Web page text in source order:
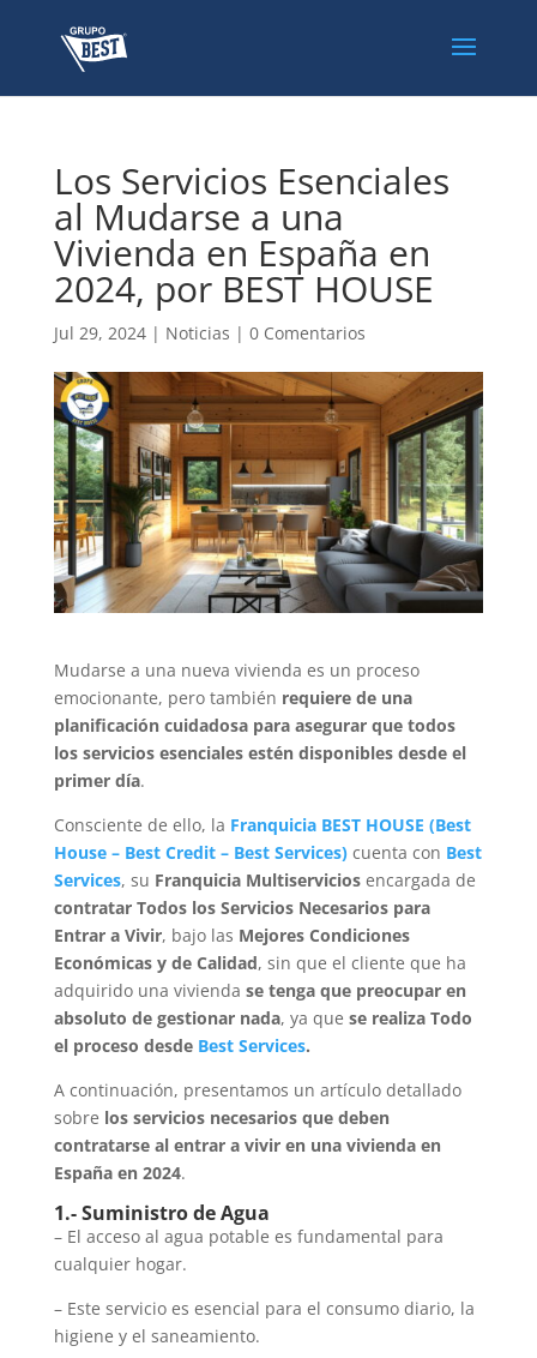
Los Servicios Esenciales
al Mudarse a una
Vivienda en España en
2024, por BEST HOUSE
Jul 29, 2024| Noticias | 0 Comentarios
Mudarse a una nueva vivienda es un proceso
emocionante, pero también requiere de una
planificación cuidadosa para asegurar que todos
los servicios esenciales estén disponibles desde el
primer día.
Consciente de ello, la Franquicia BEST HOUSE (Best
House– Best Credit– Best Services)cuenta con Best
Services, su Franquicia Multiserviciosencargada de
contratar Todos los Servicios Necesarios para
Entrar a Vivir, bajo las Mejores Condiciones
Económicas y de Calidad, sin que el cliente que ha
adquirido una vivienda se tenga que preocupar en
absoluto de gestionar nada, ya que se realiza Todo
el proceso desde Best Services.
A continuación, presentamos un artículo detallado
sobre los servicios necesarios que deben
contratarse al entrar a vivir en una vivienda en
España en 2024.
1.- Suministro de Agua
– El acceso al agua potable es fundamental para
cualquier hogar.
– Este servicio es esencial para el consumo diario, la
higiene y el saneamiento.